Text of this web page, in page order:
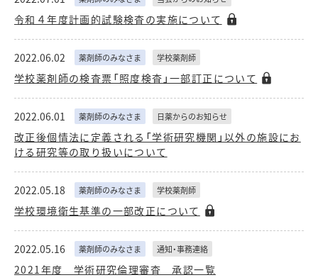
令和４年度計画的試験検査の実施について
2022.06.02 薬剤師のみなさま 学校薬剤師
学校薬剤師の検査票「照度検査」一部訂正について
2022.06.01 薬剤師のみなさま 日薬からのお知らせ
改正後個情法に定義される「学術研究機関」以外の施設にお
ける研究等の取り扱いについて
2022.05.18 薬剤師のみなさま 学校薬剤師
学校環境衛生基準の一部改正について
2022.05.16 薬剤師のみなさま 通知・事務連絡
2021年度 学術研究倫理審査 承認一覧